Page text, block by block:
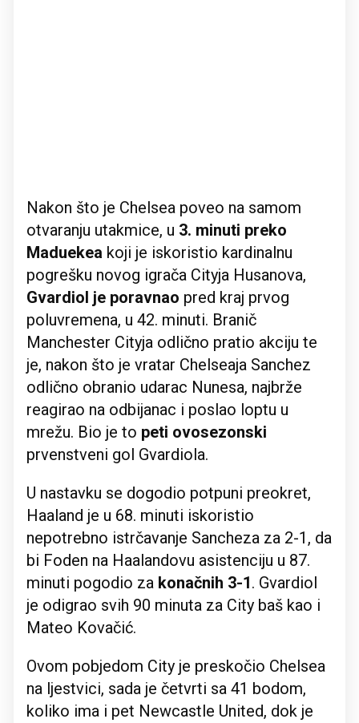
Nakon što je Chelsea poveo na samom
otvaranju utakmice, u 3. minuti preko
Maduekea koji je iskoristio kardinalnu
pogrešku novog igrača Cityja Husanova,
Gvardiol je poravnao pred kraj prvog
poluvremena, u 42. minuti. Branič
Manchester Cityja odlično pratio akciju te
je, nakon što je vratar Chelseaja Sanchez
odlično obranio udarac Nunesa, najbrže
reagirao na odbijanac i poslao loptu u
mrežu. Bio je to peti ovosezonski
prvenstveni gol Gvardiola.
U nastavku se dogodio potpuni preokret,
Haaland je u 68. minuti iskoristio
nepotrebno istrčavanje Sancheza za 2-1, da
bi Foden na Haalandovu asistenciju u 87.
minuti pogodio za konačnih 3-1. Gvardiol
je odigrao svih 90 minuta za City baš kao i
Mateo Kovačić.
Ovom pobjedom City je preskočio Chelsea
na ljestvici, sada je četvrti sa 41 bodom,
koliko ima i pet Newcastle United, dok je